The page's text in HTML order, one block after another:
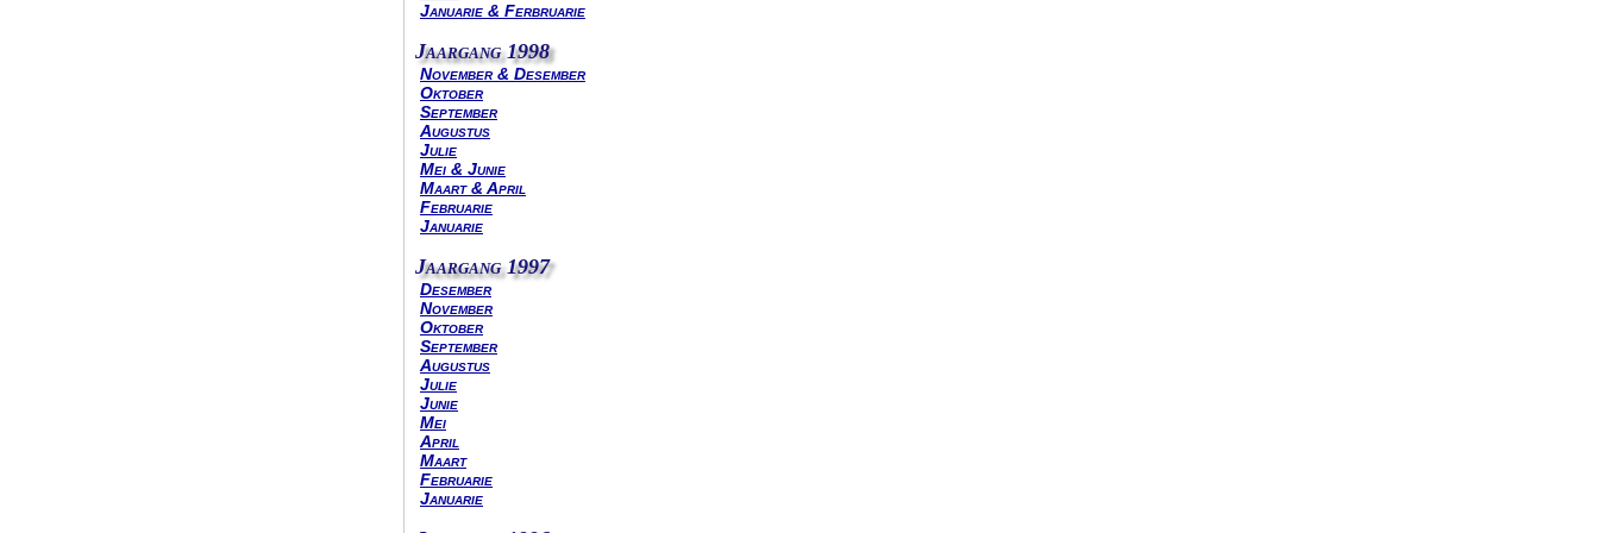
Januarie & Ferbruarie
Jaargang 1998
November & Desember
Oktober
September
Augustus
Julie
Mei & Junie
Maart & April
Februarie
Januarie
Jaargang 1997
Desember
November
Oktober
September
Augustus
Julie
Junie
Mei
April
Maart
Februarie
Januarie